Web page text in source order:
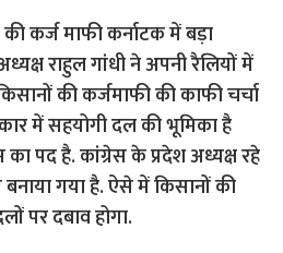
कर्ज माफी कर्नाटक में बड़ा
राहुल गांधी ने अपनी रैलियों में
की कर्जमाफी की काफी चर्चा
में सहयोगी दल की भूमिका है
पद है. कांग्रेस के प्रदेश अध्यक्ष रहे
बनाया गया है. ऐसे में किसानों की
पर दबाव होगा.